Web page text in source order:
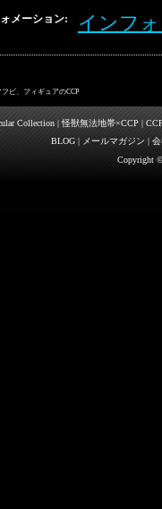
メーション: インフ
ビ、フィギュアのCCP
Collection|怪獣無法地帯×CCP|
BLOG | メールマガジン |
Copyright